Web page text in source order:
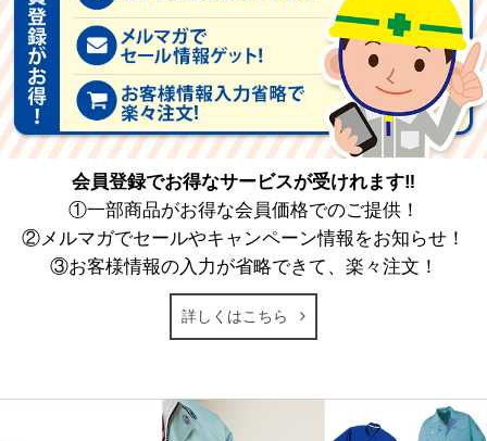
会員登録でお得なサービスが受けれます‼
①一部商品がお得な会員価格でのご提供！
②メルマガでセールやキャンペーン情報をお知らせ！
③お客様情報の入力が省略できて、楽々注文！
詳しくはこちら